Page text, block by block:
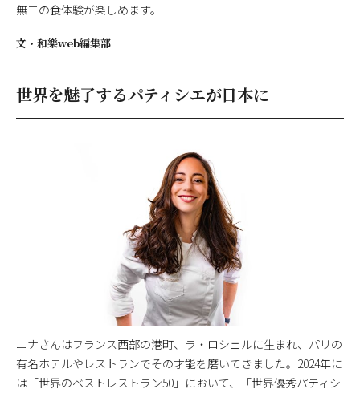
無二の食体験が楽しめます。
文・ 和樂web編集部
世界を魅了するパティシエが日本に
ニナさんはフランス西部の港町、ラ・ロシェルに生まれ、パリの
有名ホテルやレストランでその才能を磨いてきました。2024年に
は「世界のベストレストラン50」において、「世界優秀パティシ